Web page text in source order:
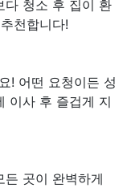
다 청소 후 집이 환
천합니다!
! 어떤 요청이든 성
이사 후 즐겁게 지
든 곳이 완벽하게